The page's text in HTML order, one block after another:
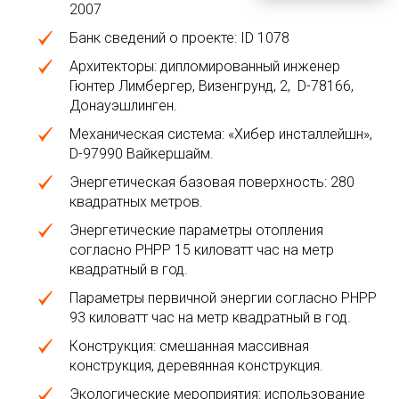
2007
Банк сведений о проекте: ID 1078
Архитекторы: дипломированный инженер
Гюнтер Лимбергер, Визенгрунд, 2, D-78166,
Донауэшлинген.
Механическая система: «Хибер инсталлейшн»,
D-97990 Вайкершайм.
Энергетическая базовая поверхность: 280
квадратных метров.
Энергетические параметры отопления
согласно PHPP 15 киловатт час на метр
квадратный в год.
Параметры первичной энергии согласно PHPP
93 киловатт час на метр квадратный в год.
Конструкция: смешанная массивная
конструкция, деревянная конструкция.
Экологические мероприятия: использование